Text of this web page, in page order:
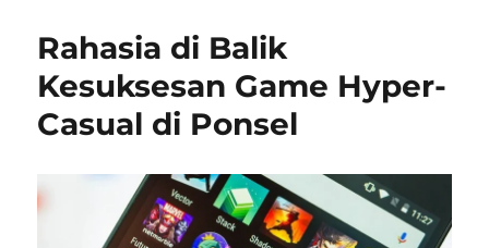
o
r
e
s
s
i
n
U
d
a
n
Rahasia di Balik
Kesuksesan Game Hyper-
Casual di Ponsel